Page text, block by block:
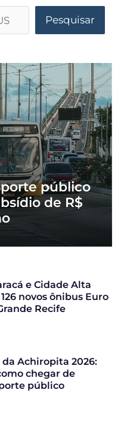
Pesquisar
público
de R$
e Cidade Alta
novos ônibus Euro
Recife
da Achiropita 2026:
chegar de
público